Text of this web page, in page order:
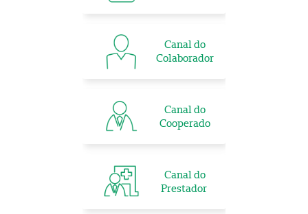
Canal do
Colaborador
Canal do
Cooperado
Canal do
Prestador